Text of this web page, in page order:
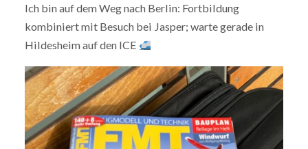
Ich bin auf dem Weg nach Berlin: Fortbildung
kombiniert mit Besuch bei Jasper; warte gerade in
Hildesheim auf den ICE